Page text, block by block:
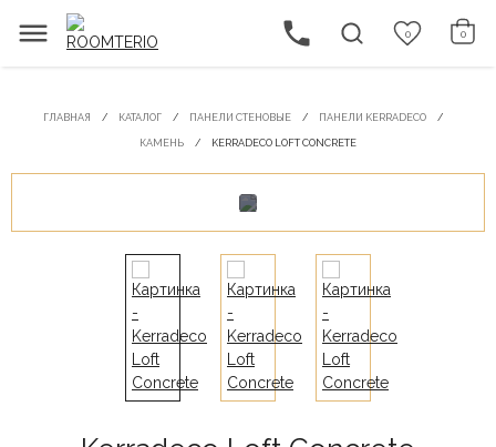
0 0
ГЛАВНАЯ КАТАЛОГ ПАНЕЛИ СТЕНОВЫЕ ПАНЕЛИ KERRADECO
КАМЕНЬ KERRADECO LOFT CONCRETE